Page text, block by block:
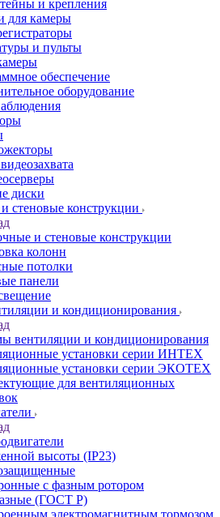
и крепления
для камеры
и пульты
обеспечение
оборудование
диски
стеновые конструкции
и стеновые конструкции
колонн
потолки
панели
и кондиционирования
вентиляции и кондиционирования
установки серии ИНТЕХ
установки серии ЭКОТЕХ
для вентиляционных
высоты (IP23)
с фазным ротором
(ГОСТ Р)
электромагнитным тормозом